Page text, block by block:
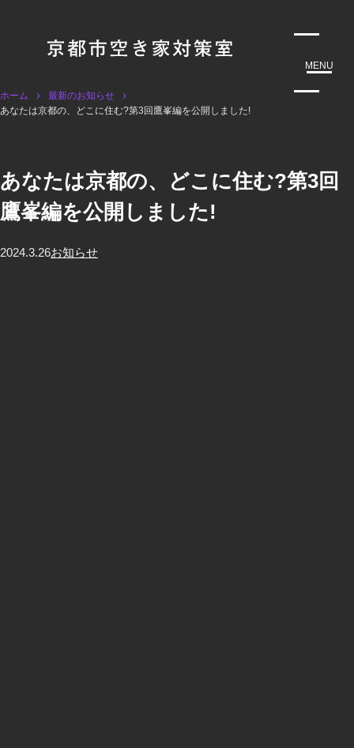
MENU
ホーム
最新のお知らせ
あなたは京都の、どこに住む?第3回鷹峯編を公開しました!
あなたは京都の、どこに住む?第3回
鷹峯編を公開しました!
2024.3.26お知らせ